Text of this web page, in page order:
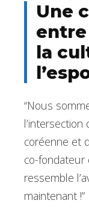
Une
entre
la
“Nous
coréenne et
co-fondateur
ressemble
maintenant !”